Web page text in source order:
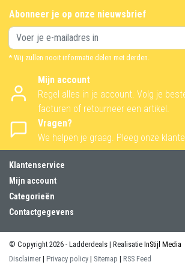
Abonneer je op onze nieuwsbrief
* Wij zullen nooit informatie delen met derden.
Mijn account
Regel alles in je account. Volg je
facturen of retourneer een artikel.
Vragen?
We helpen je graag. Pleeg onze
Klantenservice
Mijn account
Categorieën
Contactgegevens
© Copyright 2026 - Ladderdeals | Realisatie InStijl Media
Disclaimer | Privacy policy | Sitemap | RSS Feed